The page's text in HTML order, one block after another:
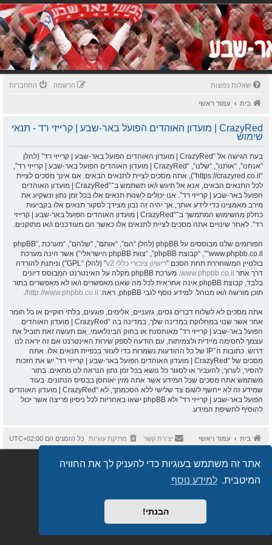
אתר זה משתמש בעוגיות כדי להעניק לך את החוויה
המיטבית. למידע נוסף
הבנתי!
שאלות נפוצות התחברות הרשמה
בית עמוד ראשי
CrazyRed | מועדון האוהדים הפועל באר-שבע | קרייזי רד - תנאי
שימוש
בעת הגישה אל “CrazyRed | מועדון האוהדים הפועל באר-שבע | קרייזי רד” (להלן
“אנחנו”, “אותנו”, “שלנו”, “CrazyRed | מועדון האוהדים הפועל באר-שבע | קרייזי רד”,
“https://crazyred.co.il”), אתה מסכים לציית לתנאים הבאים. אם אינך מסכים לציית
לכל התנאים הבאים, אנא אל תיגש ו/או תשתמש ב־“CrazyRed | מועדון האוהדים
הפועל באר-שבע | קרייזי רד”. אנו יכולים לשנות תנאים אלו בכל זמן נתון ונשקיע את
מירב מאמצינו כדי לידע אותך, אך יהיה זה נבון מצידך לסקור תנאים אלו בקביעות
כחלק מהשימוש המתמשך ב־“CrazyRed | מועדון האוהדים הפועל באר-שבע | קרייזי
רד”. לאחר שינויים אתה מסכים לציית לתנאים אלו כאשר הם מעודכנים ו/או מתוקנים.
הפורומים שלנו מבוססים על phpBB (להלן “הם”, “אותם”, “שלהם”, “מערכת phpBB”,
“www.phpbb.co.il”, “קבוצת phpBB”, “צוות phpBB הישראלי”) אשר הינה מערכת
בולטיין המשוחררת תחת הסכם “רישיון ציבורי כללי v2
” (להלן “GPL”) וניתנת להורדה
דרך אתר www.phpbb.co.il
. מערכת phpBB מקלה על האינטרנט המבוסס דיונים
בלבד, קבוצת phpBB אינה אחראית לכל מה שאנו מאפשרים ו/או לא מאפשרים בתור
תוכן מורשה ו/או מנוהל. למידע נוסף לגבי phpBB, ראה:
http://www.phpbb.co.il/
.
אתה מסכים לא לשלוח דברים גסים, גזעניים, אלימים, פוגעים, בלתי חוקיים או כל חומר
אחר אשר שנוי במחלוקת במדינה שלך, במדינה בה “CrazyRed | מועדון האוהדים
הפועל באר-שבע | קרייזי רד” מאוחסנת או בחוק הבינלאומי. אם תעשה זאת תוביל את
עצמך לחסימה מיידית ולצמיתות, עם הודעה לספק שירות האינטרנט אם זה יראה לנו
דרוש. כתובות ה־IP של כל ההודעות נשמרות כדי לעזור בכפיית תנאים אלו. אתה
מסכים של “CrazyRed | מועדון האוהדים הפועל באר-שבע | קרייזי רד” יש את הזכות
להסיר, לערוך, להעביר או לסגור כל נושא בכל זמן נתון הנראה לנו מתאים. בתור
משתמש אתה מסכים שכל המידע אשר אתה מזין יאוחסן בבסיס הנתונים. בעוד
שמידע זה לא ייחשף לשום צד שלישי ללא הסכמתך, לא “CrazyRed | מועדון האוהדים
הפועל באר-שבע | קרייזי רד” ולא phpBB ישאו באחריות לכל ניסיון פריצה אשר יכול
להוסיף לחשיפת המידע.
בית עמוד ראשי כל הזמנים הם UTC+02:00 מחיקת עוגיות יצירת קשר
מופעל על ידי phpBB
® Forum Software © phpBB Limited
מבוסס על
phpBB.co.il - פורומים בעברית . © 2017 - phpBB.co.il.